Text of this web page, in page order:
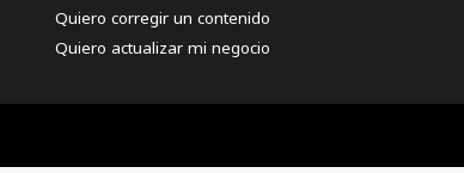
Quiero corregir un contenido
Quiero actualizar mi negocio